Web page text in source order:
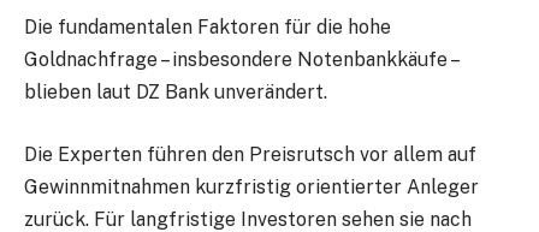
Die fundamentalen Faktoren für die hohe
Goldnachfrage – insbesondere Notenbankkäufe –
blieben laut DZ Bank unverändert.
Die Experten führen den Preisrutsch vor allem auf
Gewinnmitnahmen kurzfristig orientierter Anleger
zurück. Für langfristige Investoren sehen sie nach